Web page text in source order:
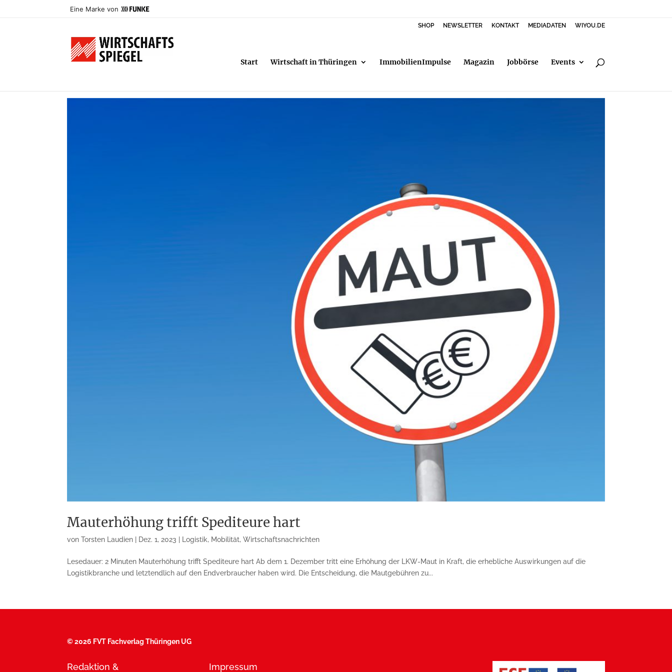
Eine Marke von
SHOP NEWSLETTER KONTAKT MEDIADATEN WIYOU.DE
Start Wirtschaft in Thüringen ImmobilienImpulse Magazin Jobbörse Events
Mauterhöhung trifft Spediteure hart
vonTorsten Laudien Dez. 1, 2023 Logistik, Mobilität,Wirtschaftsnachrichten
Lesedauer: 2 Minuten Mauterhöhung trifft Spediteure hart Ab dem 1. Dezember tritt eine Erhöhung der LKW-Maut in Kraft, die erhebliche Auswirkungen auf die
Logistikbranche und letztendlich auf den Endverbraucher haben wird. Die Entscheidung, die Mautgebühren zu...
©2026 FVT Fachverlag Thüringen UG
Redaktion & Impressum